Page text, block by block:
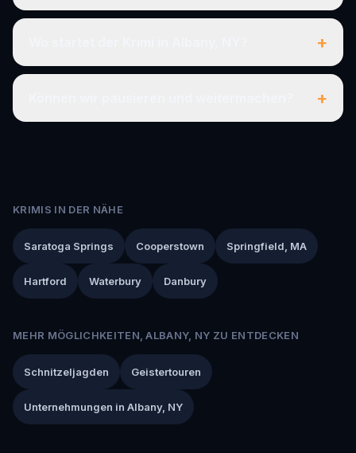
+
+
KRIMIS IN DER NÄHE
Saratoga Springs Cooperstown Springfield, MA
Hartford Waterbury Danbury
MEHR MÖGLICHKEITEN, ALBANY, NY ZU ENTDECKEN
Schnitzeljagden Geistertouren
Unternehmungen in Albany, NY